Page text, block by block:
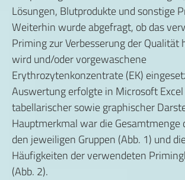
Lösungen, Blutprodukte und sonstige
Weiterhin wurde abgefragt, ob das
Priming zur Verbesserung der
wird und/oder vorgewaschene
Erythrozytenkonzentrate (EK)
Auswertung erfolgte in Microsoft
tabellarischer sowie graphischer
Hauptmerkmal war die Gesamtmenge
den jeweiligen Gruppen (Abb. 1) und
Häufigkeiten der verwendeten
(Abb. 2).